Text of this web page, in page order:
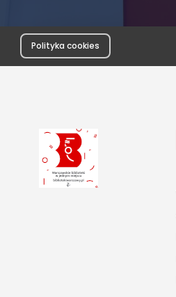
Polityka cookies